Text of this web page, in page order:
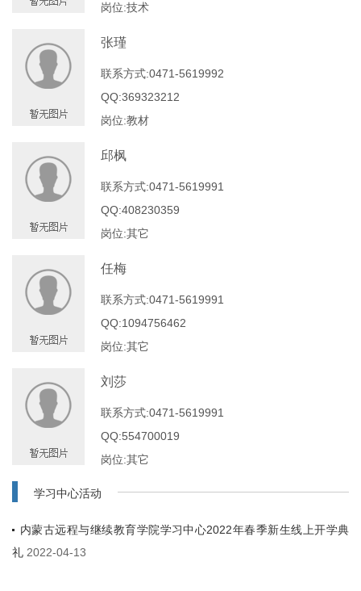
岗位:技术
张瑾
联系方式:0471-5619992
QQ:369323212
岗位:教材
邱枫
联系方式:0471-5619991
QQ:408230359
岗位:其它
任梅
联系方式:0471-5619991
QQ:1094756462
岗位:其它
刘莎
联系方式:0471-5619991
QQ:554700019
岗位:其它
学习中心活动
内蒙古远程与继续教育学院学习中心2022年春季新生线上开学典
礼 2022-04-13